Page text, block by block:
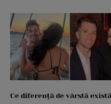
Ce diferență de vârstă există